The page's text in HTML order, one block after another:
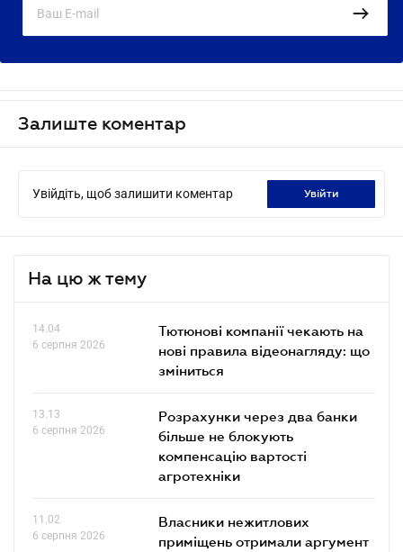
Залиште коментар
Увійдіть, щоб залишити коментар увійти
На цю ж тему
14.04
6 серпня 2026
Тютюнові компанії чекають на
нові правила відеонагляду: що
зміниться
13.13
6 серпня 2026
Розрахунки через два банки
більше не блокують
компенсацію вартості
агротехніки
11.02
6 серпня 2026
Власники нежитлових
приміщень отримали аргумент